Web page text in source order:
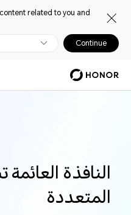
related to you and
Continue
النافذة
المتعددة